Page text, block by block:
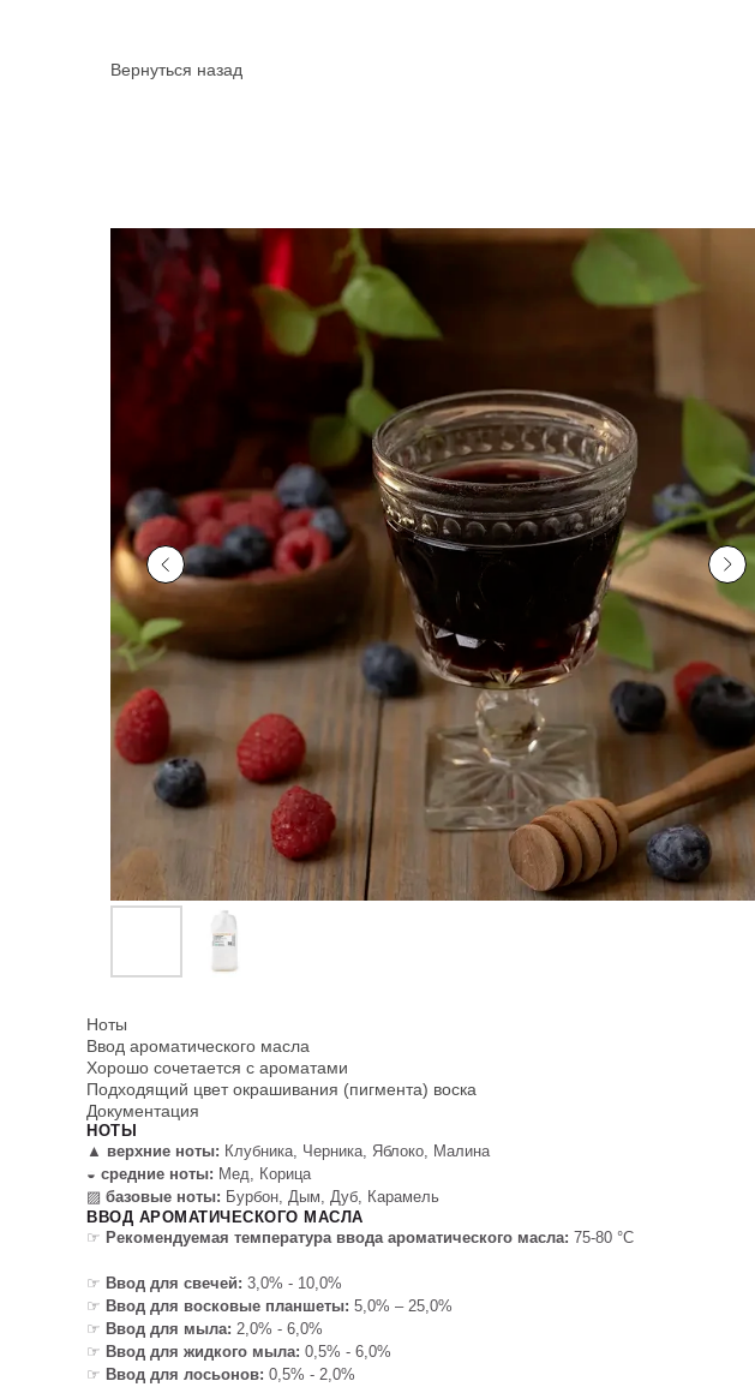
Вернуться назад
Ноты
Ввод ароматического масла
Хорошо сочетается с ароматами
Подходящий цвет окрашивания (пигмента) воска
Документация
НОТЫ
▲ верхние ноты: Клубника, Черника, Яблоко, Малина
◒ средние ноты: Мед, Корица
▨ базовые ноты: Бурбон, Дым, Дуб, Карамель
ВВОД АРОМАТИЧЕСКОГО МАСЛА
☞ Рекомендуемая температура ввода ароматического масла: 75-80 °C
☞ Ввод для свечей: 3,0% - 10,0%
☞ Ввод для восковые планшеты: 5,0% – 25,0%
☞ Ввод для мыла: 2,0% - 6,0%
☞ Ввод для жидкого мыла: 0,5% - 6,0%
☞ Ввод для лосьонов: 0,5% - 2,0%